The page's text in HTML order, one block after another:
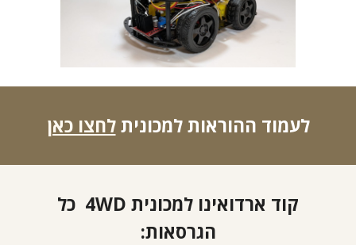
לעמוד ההוראות למכוניתלחצו כאן
קוד ארדואינו למכונית 4WD כל
הגרסאות: